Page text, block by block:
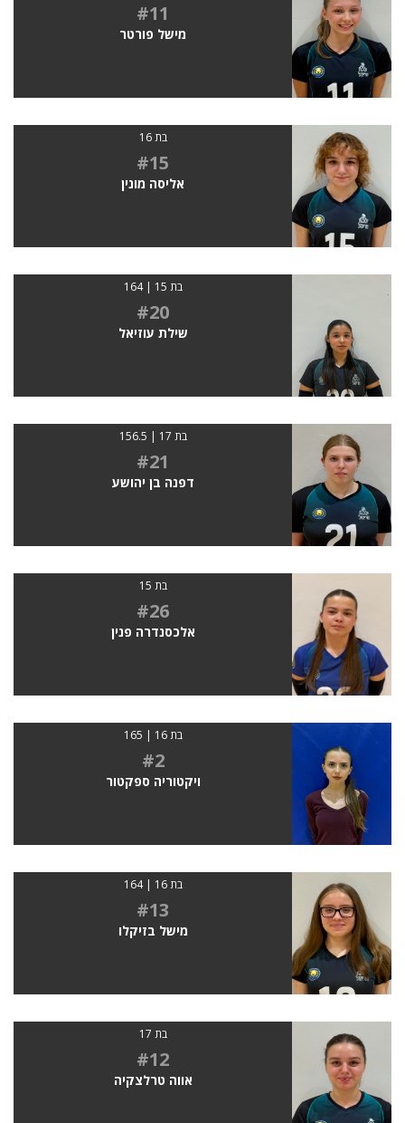
#11
מישל פורטר
בת 16
#15
אליסה מונין
בת 15 | 164
#20
שילת עוזיאל
בת 17 | 156.5
#21
דפנה בן יהושע
בת 15
#26
אלכסנדרה פנין
בת 16 | 165
#2
ויקטוריה ספקטור
בת 16 | 164
#13
מישל בזיקלו
בת 17
#12
אווה טרלצקיה